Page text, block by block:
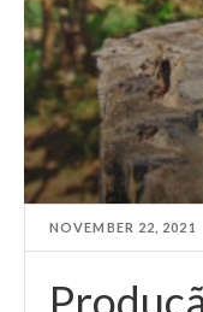
NOVEMBER 22, 2021